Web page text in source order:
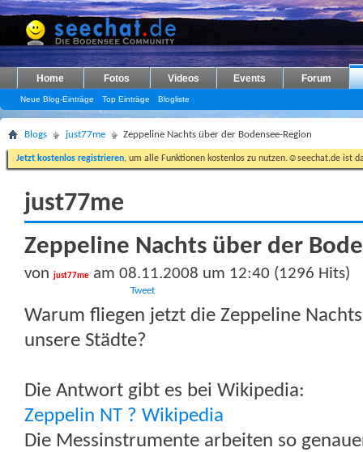
Home Fotos Videos Events Forum
Neue Blog-Einträge Top Einträge Blogliste
Blogs just77me Zeppeline Nachts über der Bodensee-Region
Jetzt kostenlos registrieren, um alle Funktionen kostenlos zu nutzen.☺seechat.de ist
just77me
Zeppeline Nachts über der
von just77me am 08.11.2008 um 12:40 (1296 Hits)
Tweet
Warum fliegen jetzt die Zeppeline
unsere Städte?
Die Antwort gibt es bei Wikipedia:
Zeppelin NT ? Wikipedia
Die Messinstrumente arbeiten so